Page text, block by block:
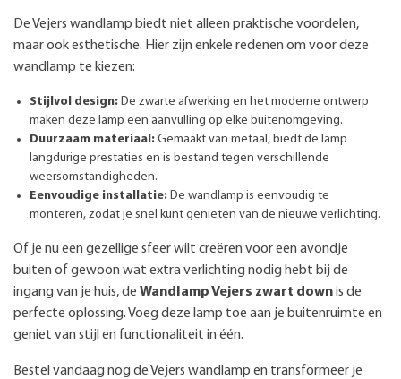
De Vejers wandlamp biedt niet alleen praktische voordelen,
maar ook esthetische. Hier zijn enkele redenen om voor deze
wandlamp te kiezen:
Stijlvol design: De zwarte afwerking en het moderne ontwerp
maken deze lamp een aanvulling op elke buitenomgeving.
Duurzaam materiaal: Gemaakt van metaal, biedt de lamp
langdurige prestaties en is bestand tegen verschillende
weersomstandigheden.
Eenvoudige installatie: De wandlamp is eenvoudig te
monteren, zodat je snel kunt genieten van de nieuwe verlichting.
Of je nu een gezellige sfeer wilt creëren voor een avondje
buiten of gewoon wat extra verlichting nodig hebt bij de
ingang van je huis, de Wandlamp Vejers zwart downis de
perfecte oplossing. Voeg deze lamp toe aan je buitenruimte en
geniet van stijl en functionaliteit in één.
Bestel vandaag nog de Vejers wandlamp en transformeer je